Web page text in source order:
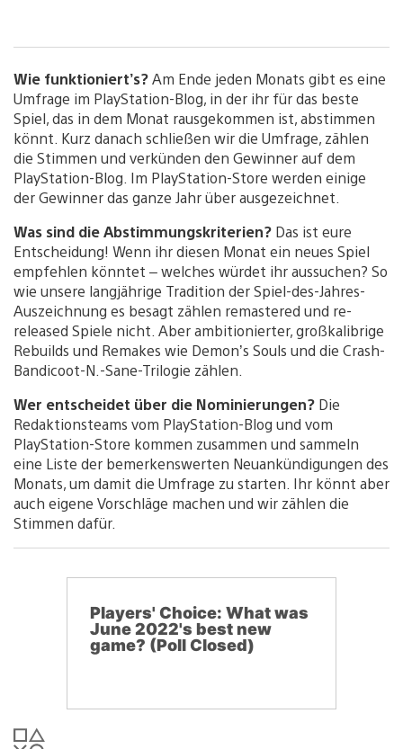
Wie funktioniert’s?Am Ende jeden Monats gibt es eine
Umfrage im PlayStation-Blog, in der ihr für das beste
Spiel, das in dem Monat rausgekommen ist, abstimmen
könnt. Kurz danach schließen wir die Umfrage, zählen
die Stimmen und verkünden den Gewinner auf dem
PlayStation-Blog. Im PlayStation-Store werden einige
der Gewinner das ganze Jahr über ausgezeichnet.
Was sind die Abstimmungskriterien? Das ist eure
Entscheidung! Wenn ihr diesen Monat ein neues Spiel
empfehlen könntet – welches würdet ihr aussuchen? So
wie unsere langjährige Tradition der Spiel-des-Jahres-
Auszeichnung es besagt zählen remastered und re-
released Spiele nicht. Aber ambitionierter, großkalibrige
Rebuilds und Remakes wie Demon’s Souls und die Crash-
Bandicoot-N.-Sane-Trilogie zählen.
Wer entscheidet über die Nominierungen? Die
Redaktionsteams vom PlayStation-Blog und vom
PlayStation-Store kommen zusammen und sammeln
eine Liste der bemerkenswerten Neuankündigungen des
Monats, um damit die Umfrage zu starten. Ihr könnt aber
auch eigene Vorschläge machen und wir zählen die
Stimmen dafür.
Players' Choice: What was
June 2022's best new
game? (Poll Closed)